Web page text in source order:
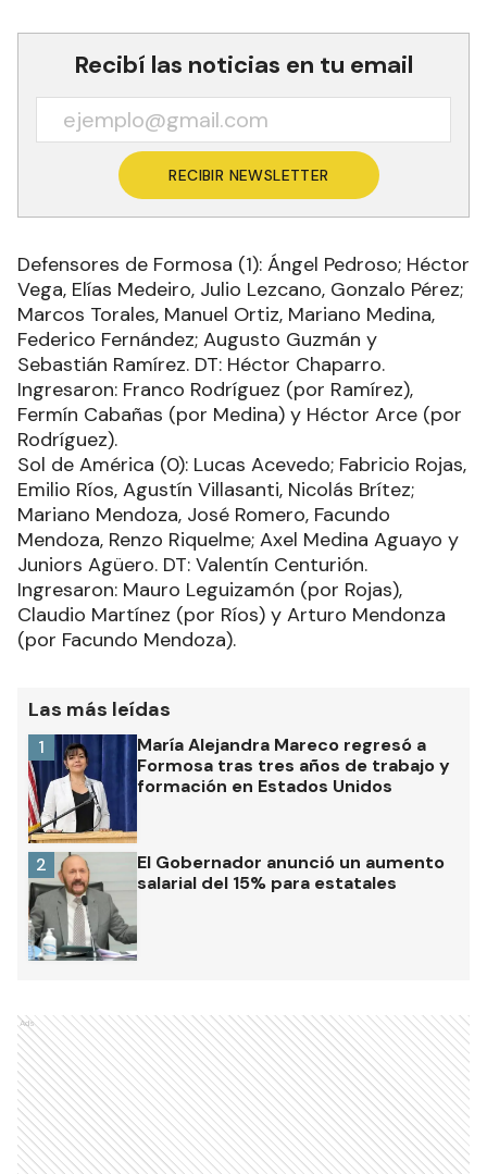
Recibí las noticias en tu email
RECIBIR NEWSLETTER
Defensores de Formosa (1): Ángel Pedroso; Héctor
Vega, Elías Medeiro, Julio Lezcano, Gonzalo Pérez;
Marcos Torales, Manuel Ortiz, Mariano Medina,
Federico Fernández; Augusto Guzmán y
Sebastián Ramírez. DT: Héctor Chaparro.
Ingresaron: Franco Rodríguez (por Ramírez),
Fermín Cabañas (por Medina) y Héctor Arce (por
Rodríguez).
Sol de América (0): Lucas Acevedo; Fabricio Rojas,
Emilio Ríos, Agustín Villasanti, Nicolás Brítez;
Mariano Mendoza, José Romero, Facundo
Mendoza, Renzo Riquelme; Axel Medina Aguayo y
Juniors Agüero. DT: Valentín Centurión.
Ingresaron: Mauro Leguizamón (por Rojas),
Claudio Martínez (por Ríos) y Arturo Mendonza
(por Facundo Mendoza).
Las más leídas
María Alejandra Mareco regresó a
Formosa tras tres años de trabajo y
formación en Estados Unidos
1
El Gobernador anunció un aumento
salarial del 15% para estatales
2
Ads